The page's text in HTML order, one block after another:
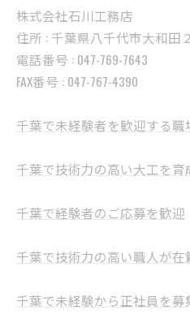
株式会社石川工務店
住所 : 千葉県八千代市大和田
電話番号 : 047-769-7643
FAX番号 : 047-767-4390
千葉で未経験者を歓迎する職
千葉で技術力の高い大工を育
千葉で経験者のご応募を歓迎
千葉で技術力の高い職人が在
千葉で未経験から正社員を募